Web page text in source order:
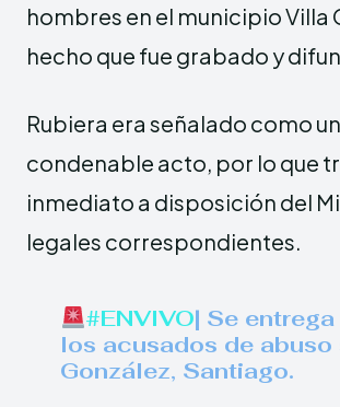
hombres en el municipio
hecho que fue grabado y
Rubiera era señalado como
condenable acto, por lo que
inmediato a disposición del
legales correspondientes.
#ENVIVO| Se
los acusados de
González, Santiago.